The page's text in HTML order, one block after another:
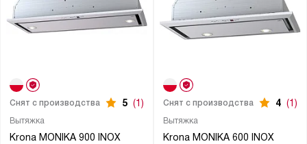
Вытяжка
Krona MONIKA 900 INOX
Снят с производства 5 (1)
Вытяжка
Krona MONIKA 600 INOX
Снят с производства 4 (1)